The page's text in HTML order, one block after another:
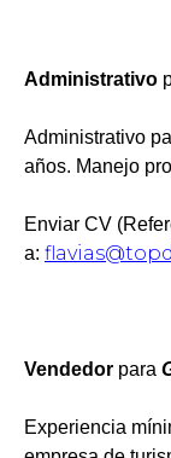
Administrativo
Administrativo
años. Manejo
Enviar CV
a:
Vendedor para
Experiencia